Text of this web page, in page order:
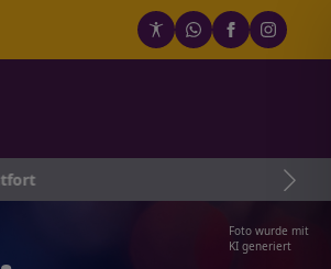
Foto wurde mit
KI generiert